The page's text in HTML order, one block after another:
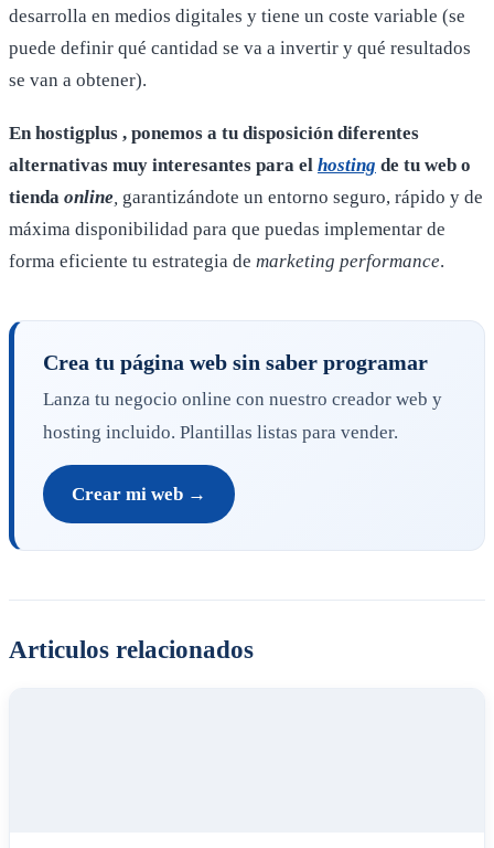
desarrolla en medios digitales y tiene un coste variable (se
puede definir qué cantidad se va a invertir y qué resultados
se van a obtener).
En hostigplus , ponemos a tu disposición diferentes
alternativas muy interesantes para el hosting de tu web o
tienda online, garantizándote un entorno seguro, rápido y de
máxima disponibilidad para que puedas implementar de
forma eficiente tu estrategia de marketing performance.
Crea tu página web sin saber programar
Lanza tu negocio online con nuestro creador web y
hosting incluido. Plantillas listas para vender.
Crear mi web →
Articulos relacionados